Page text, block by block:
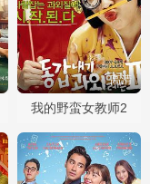
高清
我的野蛮女教师2